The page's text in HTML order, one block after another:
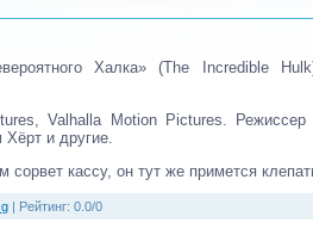
Халка» (The Incredible
Valhalla Motion Pictures.
и другие.
кассу, он тут же примется
Рейтинг: 0.0/0